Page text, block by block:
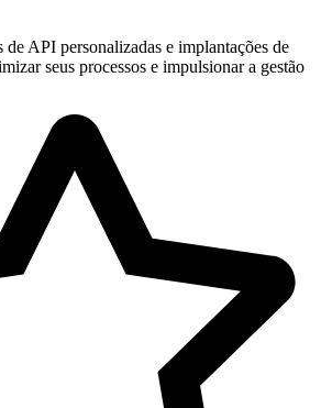
de API personalizadas e implantações de
seus processos e impulsionar a gestão